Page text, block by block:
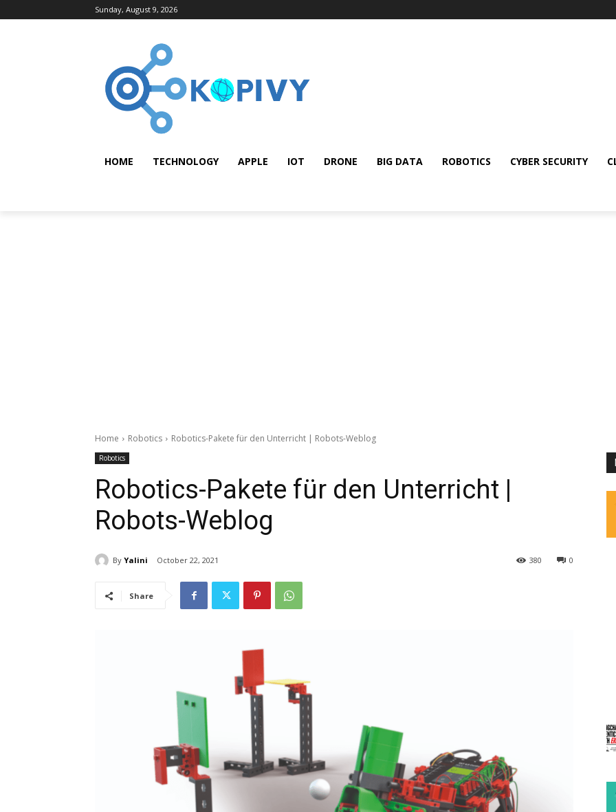
Sunday, August 9, 2026
HOME TECHNOLOGY APPLE IOT DRONE BIG DATA ROBOTICS CYBER SECURITY
Home Robotics Robotics-Pakete für den Unterricht | Robots-Weblog
Robotics
Robotics-Pakete für den Unterricht |
Robots-Weblog
By Yalini October 22, 2021 0
380
Share